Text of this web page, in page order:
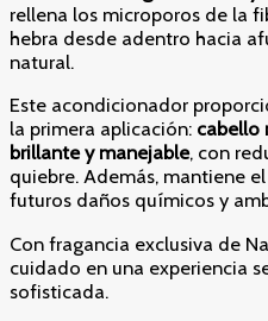
rellena los microporos de la
hebra desde adentro hacia
natural.
Este acondicionador
la primera aplicación: cabello
brillante y manejable, con
quiebre. Además, mantiene
futuros daños químicos y
Con fragancia exclusiva de
cuidado en una experiencia
sofisticada.